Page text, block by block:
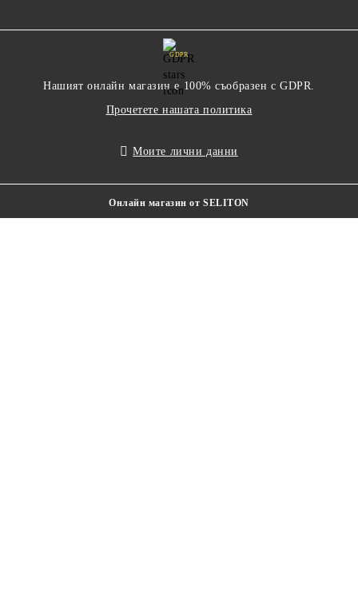
GDPR
Нашият онлайн магазин е 100% съобразен с GDPR.
Прочетете нашата политика
Моите лични данни
Онлайн магазин от SELITON